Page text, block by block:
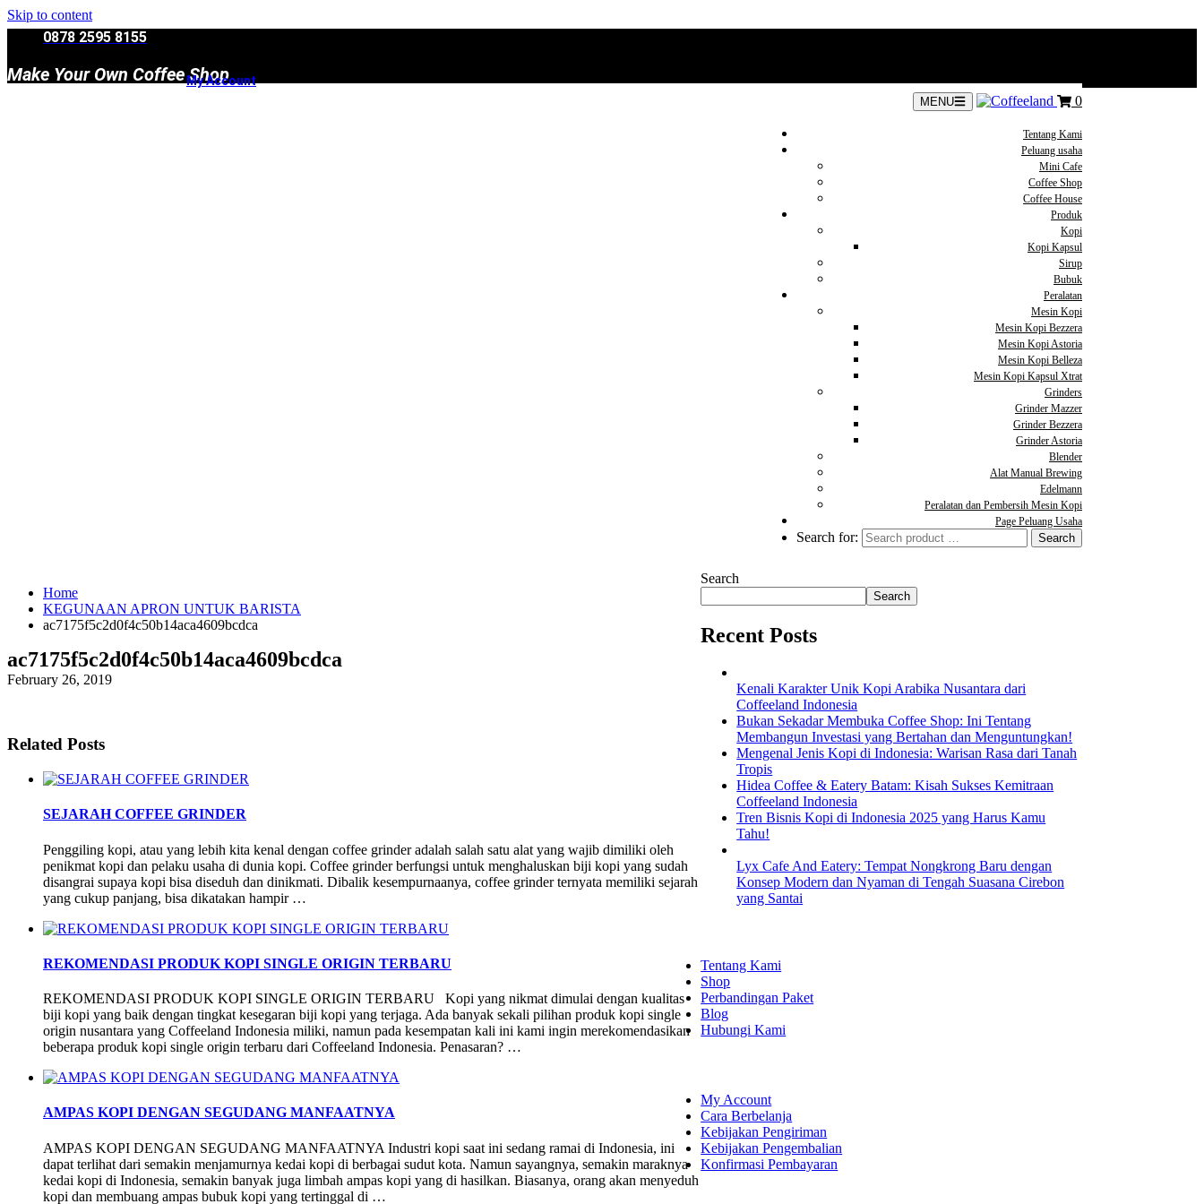
Skip to content
0878 2595 8155
Make Your Own Coffee Shop
My Account
MENU 0
Tentang Kami
Peluang usaha
Mini Cafe
Coffee Shop
Coffee House
Produk
Kopi
Kopi Kapsul
Sirup
Bubuk
Peralatan
Mesin Kopi
Mesin Kopi Bezzera
Mesin Kopi Astoria
Mesin Kopi Belleza
Mesin Kopi Kapsul Xtrat
Grinders
Grinder Mazzer
Grinder Bezzera
Grinder Astoria
Blender
Alat Manual Brewing
Edelmann
Peralatan dan Pembersih Mesin Kopi
Page Peluang Usaha
Search for:
Home
KEGUNAAN APRON UNTUK BARISTA
ac7175f5c2d0f4c50b14aca4609bcdca
ac7175f5c2d0f4c50b14aca4609bcdca
February 26, 2019
Related Posts
SEJARAH COFFEE GRINDER
Penggiling kopi, atau yang lebih kita kenal dengan coffee grinder adalah salah satu alat yang wajib dimiliki oleh
penikmat kopi dan pelaku usaha di dunia kopi. Coffee grinder berfungsi untuk menghaluskan biji kopi yang sudah
disangrai supaya kopi bisa diseduh dan dinikmati. Dibalik kesempurnaanya, coffee grinder ternyata memiliki sejarah
yang cukup panjang, bisa dikatakan hampir …
REKOMENDASI PRODUK KOPI SINGLE ORIGIN TERBARU
REKOMENDASI PRODUK KOPI SINGLE ORIGIN TERBARU Kopi yang nikmat dimulai dengan kualitas
biji kopi yang baik dengan tingkat kesegaran biji kopi yang terjaga. Ada banyak sekali pilihan produk kopi single
origin nusantara yang Coffeeland Indonesia miliki, namun pada kesempatan kali ini kami ingin merekomendasikan
beberapa produk kopi single origin terbaru dari Coffeeland Indonesia. Penasaran? …
AMPAS KOPI DENGAN SEGUDANG MANFAATNYA
AMPAS KOPI DENGAN SEGUDANG MANFAATNYA Industri kopi saat ini sedang ramai di Indonesia, ini
dapat terlihat dari semakin menjamurnya kedai kopi di berbagai sudut kota. Namun sayangnya, semakin maraknya
kedai kopi di Indonesia, semakin banyak juga limbah ampas kopi yang di hasilkan. Biasanya, orang akan menyeduh
kopi dan membuang ampas bubuk kopi yang tertinggal di …
Search
Search
Recent Posts
Kenali Karakter Unik Kopi Arabika Nusantara dari
Coffeeland Indonesia
Bukan Sekadar Membuka Coffee Shop: Ini Tentang
Membangun Investasi yang Bertahan dan Menguntungkan!
Mengenal Jenis Kopi di Indonesia: Warisan Rasa dari Tanah
Tropis
Hidea Coffee & Eatery Batam: Kisah Sukses Kemitraan
Coffeeland Indonesia
Tren Bisnis Kopi di Indonesia 2025 yang Harus Kamu
Tahu!
Lyx Cafe And Eatery: Tempat Nongkrong Baru dengan
Konsep Modern dan Nyaman di Tengah Suasana Cirebon
yang Santai
Tentang Kami
Shop
Perbandingan Paket
Blog
Hubungi Kami
My Account
Cara Berbelanja
Kebijakan Pengiriman
Kebijakan Pengembalian
Konfirmasi Pembayaran